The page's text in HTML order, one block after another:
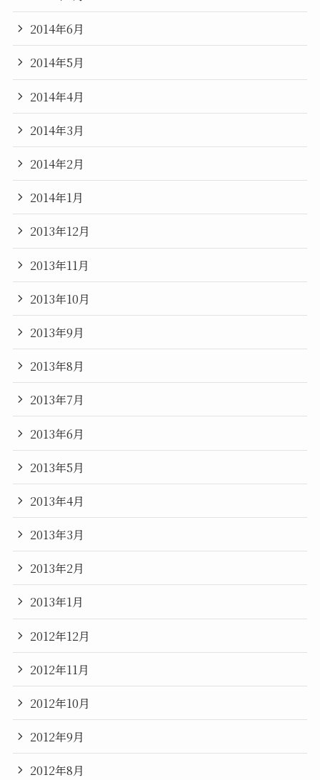
2014年6月
2014年5月
2014年4月
2014年3月
2014年2月
2014年1月
2013年12月
2013年11月
2013年10月
2013年9月
2013年8月
2013年7月
2013年6月
2013年5月
2013年4月
2013年3月
2013年2月
2013年1月
2012年12月
2012年11月
2012年10月
2012年9月
2012年8月